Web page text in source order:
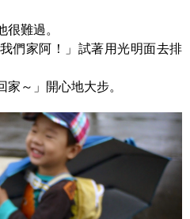
很難過。
們家阿！」試著用光明面去排
家～」開心地大步。